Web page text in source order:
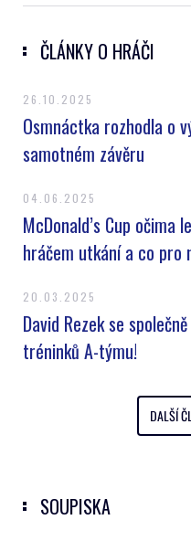
ČLÁNKY O HRÁČI
26.10.2025
Osmnáctka rozhodla o
samotném závěru
04.06.2025
McDonald’s Cup očima
hráčem utkání a co pro
20.03.2025
David Rezek se
tréninků A-týmu!
DALŠÍ
SOUPISKA